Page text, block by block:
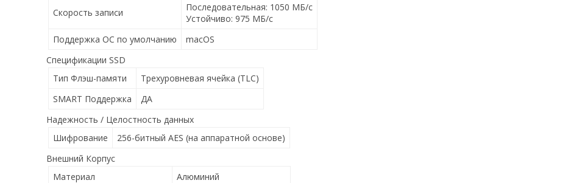
Скорость записи
Последовательная: 1050 МБ/с
Устойчиво: 975 МБ/с
Поддержка ОС по умолчанию
macOS
Спецификации SSD
Тип Флэш-памяти
Трехуровневая ячейка (TLC)
SMART Поддержка
ДА
Надежность / Целостность данных
Шифрование
256-битный AES (на аппаратной основе)
Внешний Корпус
Материал
Алюминий